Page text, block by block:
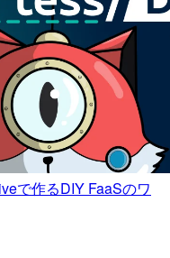
で作るDIY FaaSのワ